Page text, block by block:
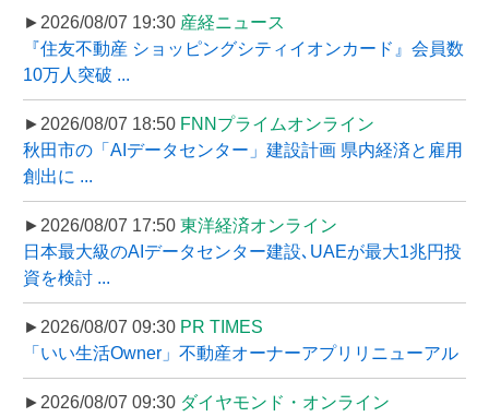
►2026/08/07 19:30 産経ニュース
『住友不動産 ショッピングシティイオンカード』会員数
10万人突破 ...
►2026/08/07 18:50 FNNプライムオンライン
秋田市の「AIデータセンター」建設計画 県内経済と雇用
創出に ...
►2026/08/07 17:50 東洋経済オンライン
日本最大級のAIデータセンター建設､UAEが最大1兆円投
資を検討 ...
►2026/08/07 09:30 PR TIMES
「いい生活Owner」不動産オーナーアプリリニューアル
►2026/08/07 09:30 ダイヤモンド・オンライン